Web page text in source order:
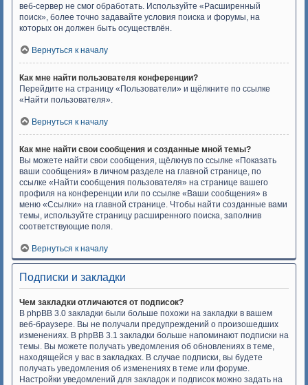
веб-сервер не смог обработать. Используйте «Расширенный
поиск», более точно задавайте условия поиска и форумы, на
которых он должен быть осуществлён.
Вернуться к началу
Как мне найти пользователя конференции?
Перейдите на страницу «Пользователи» и щёлкните по ссылке
«Найти пользователя».
Вернуться к началу
Как мне найти свои сообщения и созданные мной темы?
Вы можете найти свои сообщения, щёлкнув по ссылке «Показать
ваши сообщения» в личном разделе на главной странице, по
ссылке «Найти сообщения пользователя» на странице вашего
профиля на конференции или по ссылке «Ваши сообщения» в
меню «Ссылки» на главной странице. Чтобы найти созданные вами
темы, используйте страницу расширенного поиска, заполнив
соответствующие поля.
Вернуться к началу
Подписки и закладки
Чем закладки отличаются от подписок?
В phpBB 3.0 закладки были больше похожи на закладки в вашем
веб-браузере. Вы не получали предупреждений о произошедших
изменениях. В phpBB 3.1 закладки больше напоминают подписки на
темы. Вы можете получать уведомления об обновлениях в теме,
находящейся у вас в закладках. В случае подписки, вы будете
получать уведомления об изменениях в теме или форуме.
Настройки уведомлений для закладок и подписок можно задать на